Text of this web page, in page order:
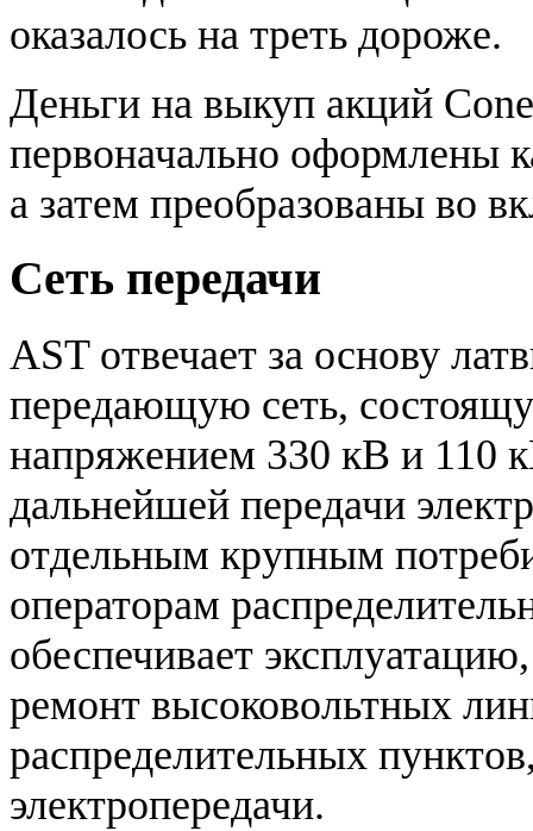
оказалось на треть дороже.
Деньги на выкуп акций
первоначально оформлены
а затем преобразованы во
Сеть передачи
AST отвечает за основу
передающую сеть,
напряжением 330 кВ и 110
дальнейшей передачи
отдельным крупным
операторам
обеспечивает
ремонт высоковольтных
распределительных
электропередачи.